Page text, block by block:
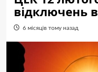
відключень
6 місяців тому назад